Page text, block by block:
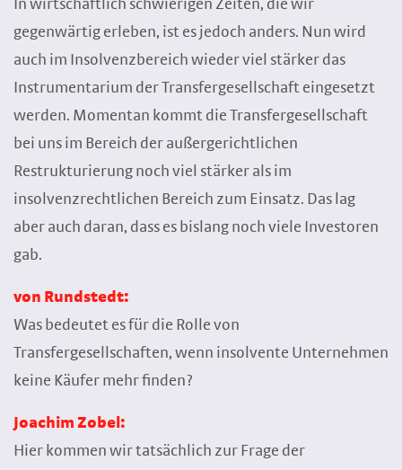
In wirtschaftlich schwierigen Zeiten, die wir
gegenwärtig erleben, ist es jedoch anders. Nun wird
auch im Insolvenzbereich wieder viel stärker das
Instrumentarium der Transfergesellschaft eingesetzt
werden. Momentan kommt die Transfergesellschaft
bei uns im Bereich der außergerichtlichen
Restrukturierung noch viel stärker als im
insolvenzrechtlichen Bereich zum Einsatz. Das lag
aber auch daran, dass es bislang noch viele Investoren
gab.
von Rundstedt:
Was bedeutet es für die Rolle von
Transfergesellschaften, wenn insolvente Unternehmen
keine Käufer mehr finden?
Joachim Zobel:
Hier kommen wir tatsächlich zur Frage der